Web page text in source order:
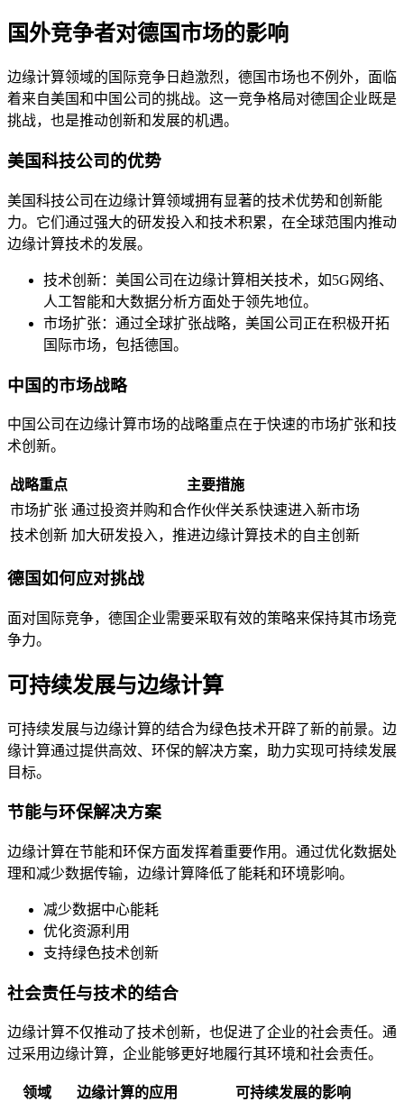
国外竞争者对德国市场的影响
边缘计算领域的国际竞争日趋激烈，德国市场也不例外，面临
着来自美国和中国公司的挑战。这一竞争格局对德国企业既是
挑战，也是推动创新和发展的机遇。
美国科技公司的优势
美国科技公司在边缘计算领域拥有显著的技术优势和创新能
力。它们通过强大的研发投入和技术积累，在全球范围内推动
边缘计算技术的发展。
技术创新：美国公司在边缘计算相关技术，如5G网络、
人工智能和大数据分析方面处于领先地位。
市场扩张：通过全球扩张战略，美国公司正在积极开拓
国际市场，包括德国。
中国的市场战略
中国公司在边缘计算市场的战略重点在于快速的市场扩张和技
术创新。
战略重点
主要措施
市场扩张 通过投资并购和合作伙伴关系快速进入新市场
技术创新 加大研发投入，推进边缘计算技术的自主创新
德国如何应对挑战
面对国际竞争，德国企业需要采取有效的策略来保持其市场竞
争力。
可持续发展与边缘计算
可持续发展与边缘计算的结合为绿色技术开辟了新的前景。边
缘计算通过提供高效、环保的解决方案，助力实现可持续发展
目标。
节能与环保解决方案
边缘计算在节能和环保方面发挥着重要作用。通过优化数据处
理和减少数据传输，边缘计算降低了能耗和环境影响。
减少数据中心能耗
优化资源利用
支持绿色技术创新
社会责任与技术的结合
边缘计算不仅推动了技术创新，也促进了企业的社会责任。通
过采用边缘计算，企业能够更好地履行其环境和社会责任。
领域 边缘计算的应用
可持续发展的影响